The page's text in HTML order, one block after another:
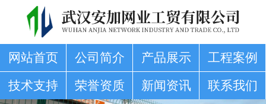
网站首页 公司简介 产品展示
工程案例
技术支持
荣誉资质 新闻资讯 联系我们